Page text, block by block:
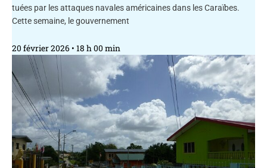
tuées par les attaques navales américaines dans les Caraïbes.
Cette semaine, le gouvernement
20 février 2026 18 h 00 min